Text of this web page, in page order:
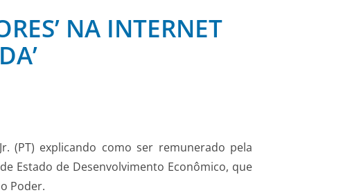
NA INTERNET
(PT) explicando como ser remunerado pela
Estado de Desenvolvimento Econômico, que
Poder.